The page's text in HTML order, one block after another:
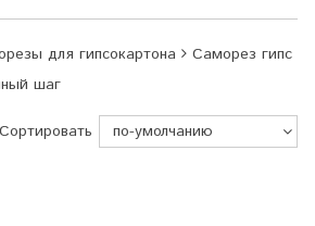
для гипсокартона
Саморез гипс
шаг
Сортировать